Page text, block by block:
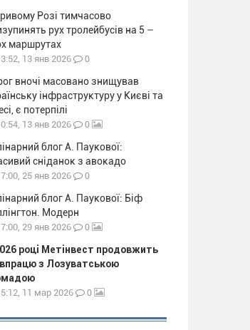
Розі тимчасово
рух тролейбусів на 5 –
маршрутах
13 янв 2026 0
вночі масовано знищував
інфраструктуру у Києві та
є потерпілі
13 янв 2026 0
блог А. Паукової:
сніданок з авокадо
25 янв 2026 0
блог А. Паукової: Біф
Модерн
29 янв 2026 0
році Метінвест продовжить
з Лозуватською
11 мар 2026 0